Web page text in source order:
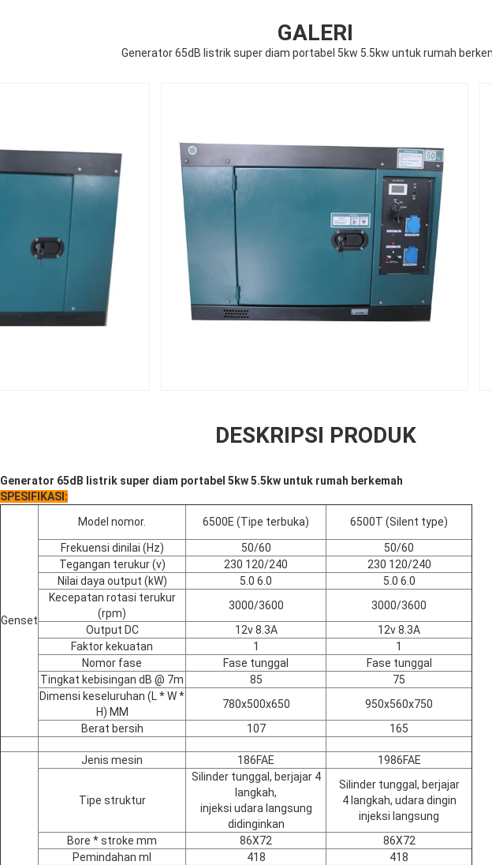
GALERI
Generator 65dB listrik super diam portabel 5kw 5.5kw untuk rumah
DESKRIPSI PRODUK
Generator 65dB listrik super diam portabel 5kw 5.5kw untuk rumah berkemah
SPESIFIKASI:
Genset
Model nomor. 6500E (Tipe terbuka) 6500T (Silent type)
Frekuensi dinilai (Hz) 50/60
50/60
Tegangan terukur (v)
230 120/240
230 120/240
Nilai daya output (kW)
5.0 6.0
5.0 6.0
Kecepatan rotasi terukur
(rpm)
3000/3600
3000/3600
Output DC
12v 8.3A
12v 8.3A
Faktor kekuatan
1
1
Nomor fase
Fase tunggal
Fase tunggal
Tingkat kebisingan dB @ 7m
85
75
Dimensi keseluruhan (L * W *
H) MM
780x500x650
950x560x750
Berat bersih
107 165
Jenis mesin 186FAE 1986FAE
Tipe struktur
Silinder tunggal, berjajar 4
langkah,
injeksi udara langsung
didinginkan
Silinder tunggal, berjajar
4 langkah, udara dingin
injeksi langsung
Bore * stroke mm
86X72
86X72
Pemindahan ml
418
418